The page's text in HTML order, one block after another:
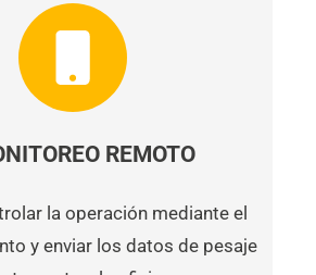
REMOTO
la operación mediante el
y enviar los datos de pesaje